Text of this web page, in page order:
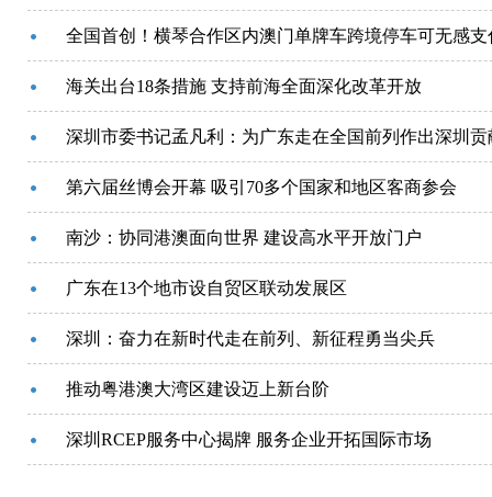
全国首创！横琴合作区内澳门单牌车跨境停车可无感支
海关出台18条措施 支持前海全面深化改革开放
深圳市委书记孟凡利：为广东走在全国前列作出深圳贡
第六届丝博会开幕 吸引70多个国家和地区客商参会
南沙：协同港澳面向世界 建设高水平开放门户
广东在13个地市设自贸区联动发展区
深圳：奋力在新时代走在前列、新征程勇当尖兵
推动粤港澳大湾区建设迈上新台阶
深圳RCEP服务中心揭牌 服务企业开拓国际市场